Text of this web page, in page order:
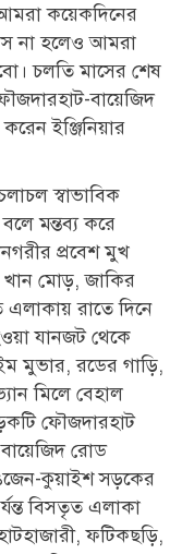
আমরা কয়েকদিনের
না হলেও আমরা
চলতি মাসের শেষ
বায়েজিদ
ইঞ্জিনিয়ার
স্বাভাবিক
মন্তব্য করে
প্রবেশ মুখ
খান মোড়, জাকির
রাতে দিনে
যানজট থেকে
মুভার, রডের গাড়ি,
মিলে বেহাল
ফৌজদারহাট
রোড
কুয়াইশ সড়কের
বিসতৃত এলাকা
ফটিকছড়ি,